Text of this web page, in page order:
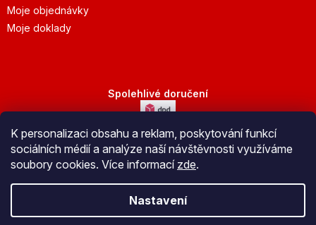
K personalizaci obsahu a reklam, poskytování funkcí
sociálních médií a analýze naší návštěvnosti využíváme
soubory cookies. Více informací zde.
Nastavení
Moje objednávky
Moje doklady
Spolehlivé doručení
Bezpečná platba